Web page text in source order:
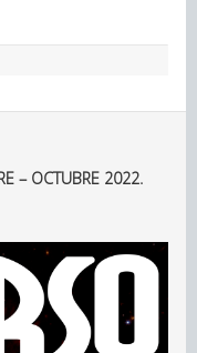
– OCTUBRE 2022.